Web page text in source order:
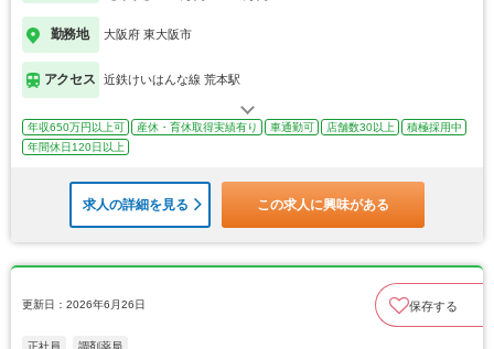
勤務地 大阪府 東大阪市
アクセス 近鉄けいはんな線 荒本駅
年収650万円以上可 産休・育休取得実績有り 車通勤可 店舗数30以上
積極採用中
年間休日120日以上
求人の詳細を見る この求人に興味がある
更新日：2026年6月26日 保存する
正社員 調剤薬局